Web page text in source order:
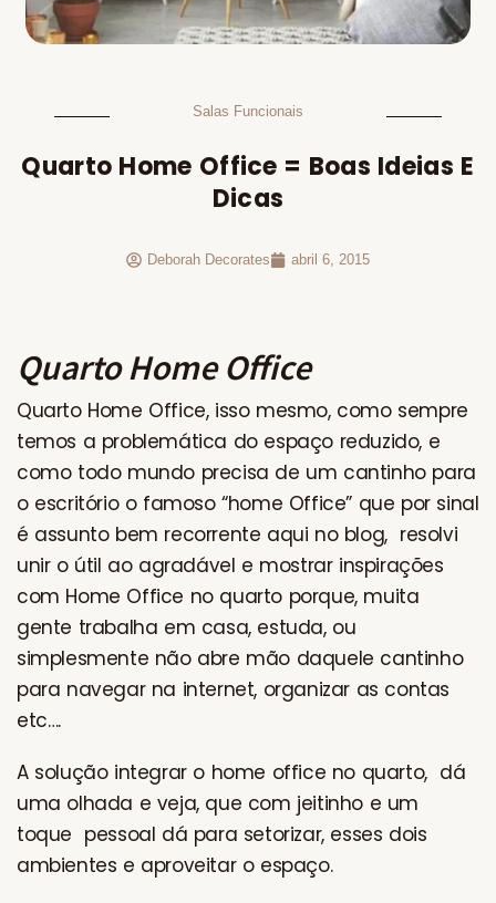
Salas Funcionais
Quarto Home Office = Boas Ideias E
Dicas
Deborah Decorates abril 6, 2015
Quarto Home Office
Quarto Home Office, isso mesmo, como sempre
temos a problemática do espaço reduzido, e
como todo mundo precisa de um cantinho para
o escritório o famoso “home Office” que por sinal
é assunto bem recorrente aqui no blog, resolvi
unir o útil ao agradável e mostrar inspirações
com Home Office no quarto porque, muita
gente trabalha em casa, estuda, ou
simplesmente não abre mão daquele cantinho
para navegar na internet, organizar as contas
etc….
A solução integrar o home office no quarto, dá
uma olhada e veja, que com jeitinho e um
toque pessoal dá para setorizar, esses dois
ambientes e aproveitar o espaço.